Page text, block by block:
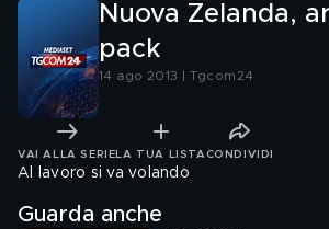
Nuova Zelanda,
pack
14 ago 2013 | Tgcom24
VAI ALLA SERIE LA TUA LISTA CONDIVIDI
Al lavoro si va volando
Guarda anche